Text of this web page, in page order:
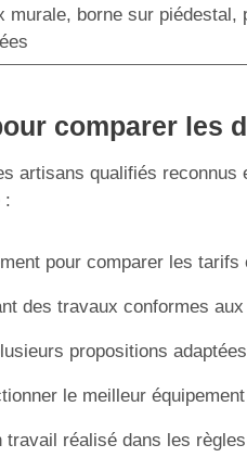
murale, borne sur piédestal,
comparer les
artisans qualifiés
:
pour comparer les tarifs
des travaux conformes
propositions
le meilleur
réalisé dans les